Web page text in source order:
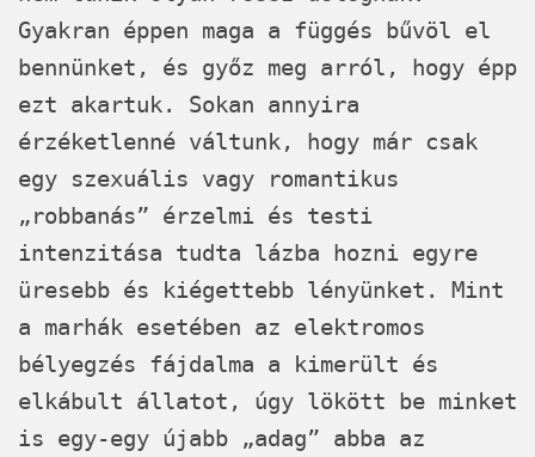
Gyakran éppen maga a függés bűvöl el
bennünket, és győz meg arról, hogy épp
ezt akartuk. Sokan annyira
érzéketlenné váltunk, hogy már csak
egy szexuális vagy romantikus
„robbanás” érzelmi és testi
intenzitása tudta lázba hozni egyre
üresebb és kiégettebb lényünket. Mint
a marhák esetében az elektromos
bélyegzés fájdalma a kimerült és
elkábult állatot, úgy lökött be minket
is egy-egy újabb „adag” abba az